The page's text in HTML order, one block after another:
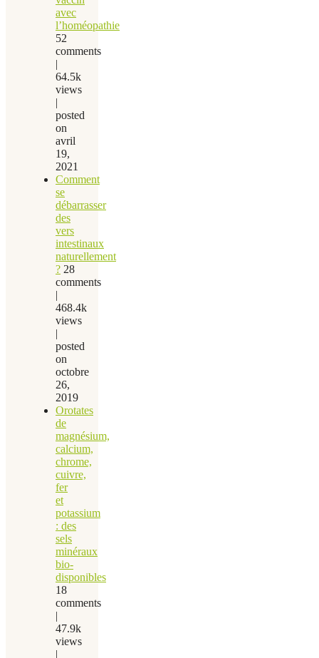
avec
l’homéopathie
52
comments
|
64.5k
views
|
posted
on
avril
19,
2021
Comment
se
débarrasser
des
vers
intestinaux
naturellement
? 28
comments
|
468.4k
views
|
posted
on
octobre
26,
2019
Orotates
de
magnésium,
calcium,
chrome,
cuivre,
fer
et
potassium
: des
sels
minéraux
bio-
disponibles
18
comments
|
47.9k
views
|